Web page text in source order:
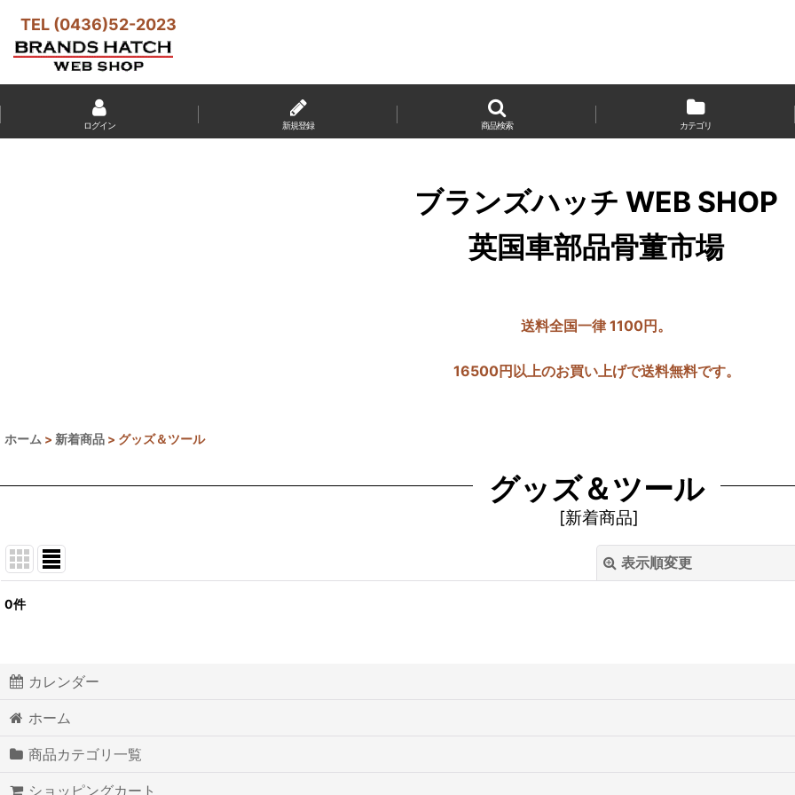
TEL (0436)52-2023
ログイン 新規登録 商品検索 カテゴリ
ブランズハッチ WEB SHOP
英国車部品骨董市場
送料全国一律 1100円。
16500円以上のお買い上げで送料無料です。
ホーム > 新着商品 > グッズ＆ツール
グッズ＆ツール
[新着商品]
表示順変更
表示数
0件
カレンダー
ホーム
商品カテゴリ一覧
ショッピングカート